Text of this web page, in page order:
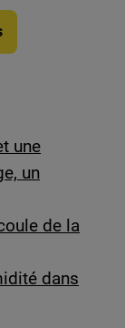
une
un
de la
dans